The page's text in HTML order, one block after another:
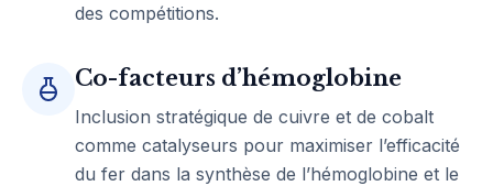
des compétitions.
Co-facteurs d’hémoglobine
Inclusion stratégique de cuivre et de cobalt
comme catalyseurs pour maximiser l’efficacité
du fer dans la synthèse de l’hémoglobine et le